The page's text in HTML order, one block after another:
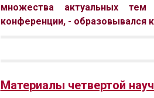
множества актуальных тем
конференции, - образовывался
Материалы четвертой